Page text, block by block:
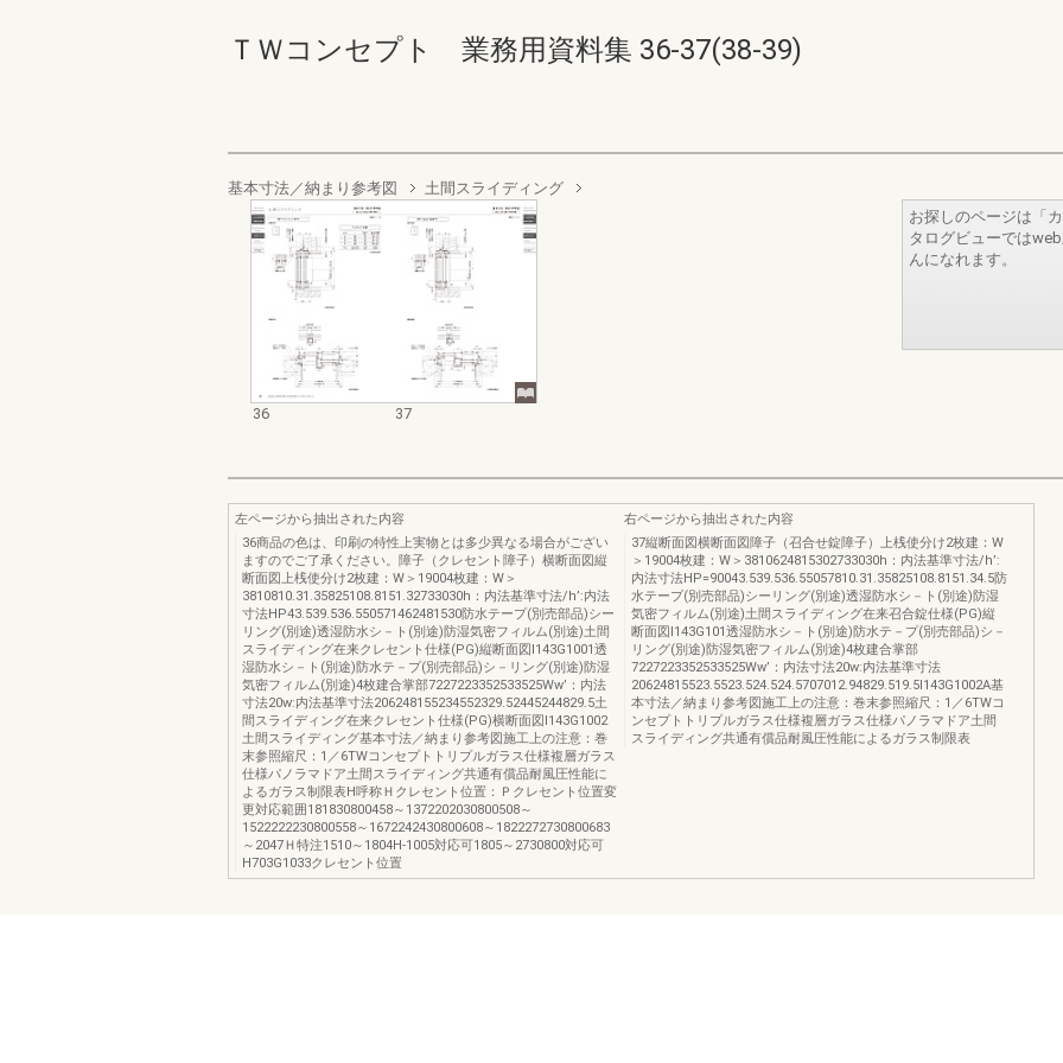
ＴＷコンセプト 業務用資料集 36-37(38-39)
基本寸法／納まり参考図 土間スライディング
36 37
お探しのページは「
タログビューでは
んになれます。
左ページから抽出された内容
36商品の色は、印刷の特性上実物とは多少異なる場合がござい
ますのでご了承ください。障子（クレセント障子）横断面図縦
断面図上桟使分け2枚建：W＞19004枚建：W＞
3810810.31.35825108.8151.32733030h：内法基準寸法/h’:内法
寸法HP43.539.536.550571462481530防水テープ(別売部品)シー
リング(別途)透湿防水シ－ト(別途)防湿気密フィルム(別途)土間
スライディング在来クレセント仕様(PG)縦断面図I143G1001透
湿防水シ－ト(別途)防水テ－プ(別売部品)シ－リング(別途)防湿
気密フィルム(別途)4枚建合掌部7227223352533525Ww’：内法
寸法20w:内法基準寸法206248155234552329.52445244829.5土
間スライディング在来クレセント仕様(PG)横断面図I143G1002
土間スライディング基本寸法／納まり参考図施工上の注意：巻
末参照縮尺：1／6TWコンセプトトリプルガラス仕様複層ガラス
仕様パノラマドア土間スライディング共通有償品耐風圧性能に
よるガラス制限表H呼称Ｈクレセント位置：Ｐクレセント位置変
更対応範囲181830800458～1372202030800508～
1522222230800558～1672242430800608～1822272730800683
～2047Ｈ特注1510～1804H-1005対応可1805～2730800対応可
H703G1033クレセント位置
右ページから抽出された内容
37縦断面図横断面図障子（召合せ錠障子）上桟使分け2枚建：W
＞19004枚建：W＞3810624815302733030h：内法基準寸法/h’:
内法寸法HP=90043.539.536.55057810.31.35825108.8151.34.5防
水テープ(別売部品)シーリング(別途)透湿防水シ－ト(別途)防湿
気密フィルム(別途)土間スライディング在来召合錠仕様(PG)縦
断面図I143G101透湿防水シ－ト(別途)防水テ－プ(別売部品)シ－
リング(別途)防湿気密フィルム(別途)4枚建合掌部
7227223352533525Ww’：内法寸法20w:内法基準寸法
20624815523.5523.524.524.5707012.94829.519.5I143G1002A基
本寸法／納まり参考図施工上の注意：巻末参照縮尺：1／6TWコ
ンセプトトリプルガラス仕様複層ガラス仕様パノラマドア土間
スライディング共通有償品耐風圧性能によるガラス制限表